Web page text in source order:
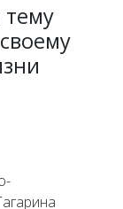
тему